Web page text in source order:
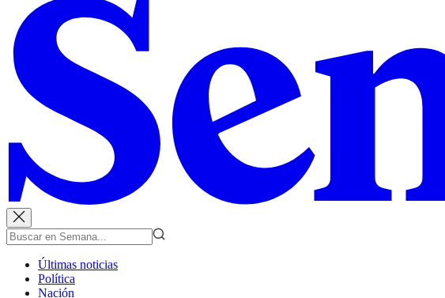
Últimas noticias
Política
Nación